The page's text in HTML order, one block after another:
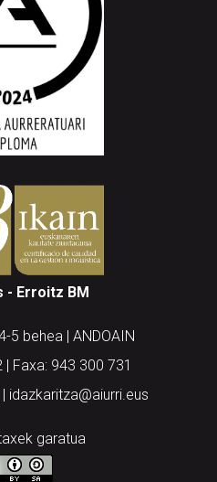
- Erroitz BM
5 behea | ANDOAIN
Faxa: 943 300 731
idazkaritza@aiurri.eus
garatua